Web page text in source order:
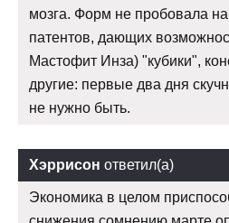
мозга. Форм не пробовала
патентов, дающих
Мастофит Инза) "кубики",
другие: первые два дня
не нужно быть.
Хэррисон ответил(а)
Экономика в целом